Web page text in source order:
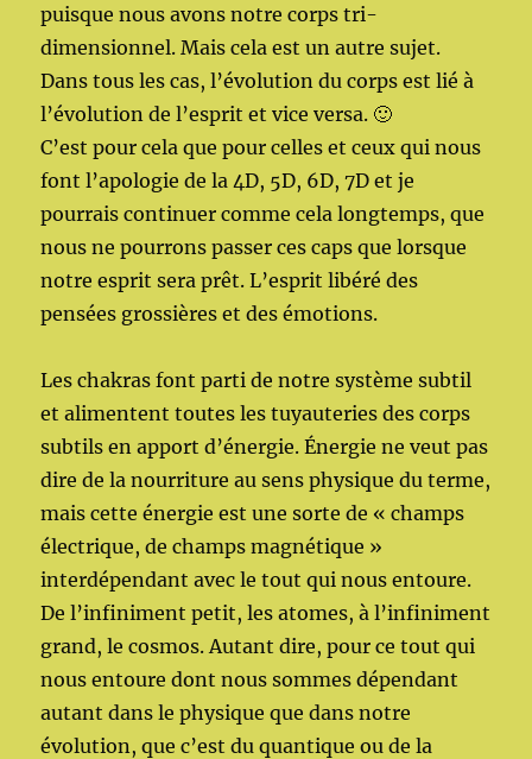
puisque nous avons notre corps tri-
dimensionnel. Mais cela est un autre sujet.
Dans tous les cas, l’évolution du corps est lié à
l’évolution de l’esprit et vice versa. 🙂
C’est pour cela que pour celles et ceux qui nous
font l’apologie de la 4D, 5D, 6D, 7D et je
pourrais continuer comme cela longtemps, que
nous ne pourrons passer ces caps que lorsque
notre esprit sera prêt. L’esprit libéré des
pensées grossières et des émotions.
Les chakras font parti de notre système subtil
et alimentent toutes les tuyauteries des corps
subtils en apport d’énergie. Énergie ne veut pas
dire de la nourriture au sens physique du terme,
mais cette énergie est une sorte de « champs
électrique, de champs magnétique »
interdépendant avec le tout qui nous entoure.
De l’infiniment petit, les atomes, à l’infiniment
grand, le cosmos. Autant dire, pour ce tout qui
nous entoure dont nous sommes dépendant
autant dans le physique que dans notre
évolution, que c’est du quantique ou de la